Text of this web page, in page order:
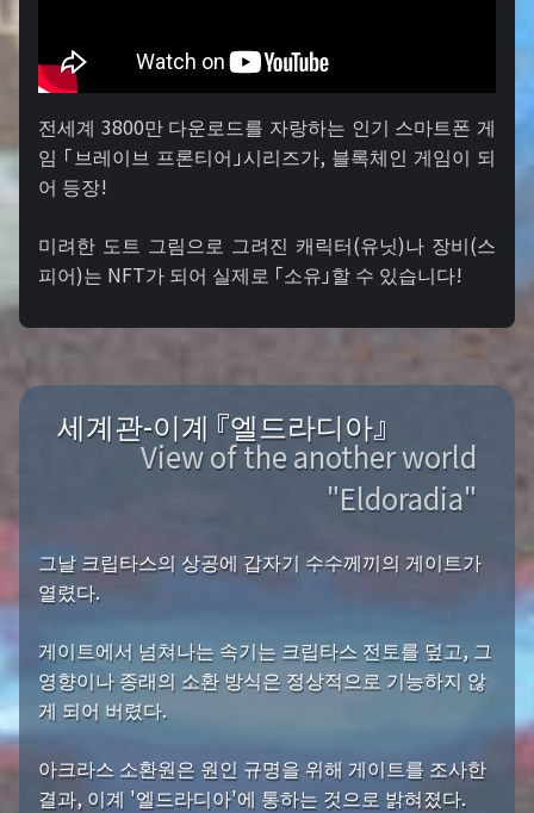
전세계 3800만 다운로드를 자랑하는 인기 스마트폰 게
임 「브레이브 프론티어」시리즈가, 블록체인 게임이 되
어 등장!
미려한 도트 그림으로 그려진 캐릭터(유닛)나 장비(스
피어)는 NFT가 되어 실제로 「소유」할 수 있습니다!
세계관-이계 『엘드라디아』
View of the another world
"Eldoradia"
그날 크립타스의 상공에 갑자기 수수께끼의 게이트가
열렸다.
게이트에서 넘쳐나는 속기는 크립타스 전토를 덮고, 그
영향이나 종래의 소환 방식은 정상적으로 기능하지 않
게 되어 버렸다.
아크라스 소환원은 원인 규명을 위해 게이트를 조사한
결과, 이계 '엘드라디아'에 통하는 것으로 밝혀졌다.